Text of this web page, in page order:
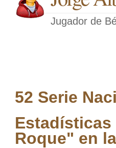
Jugador de
52 Serie
Roque" en